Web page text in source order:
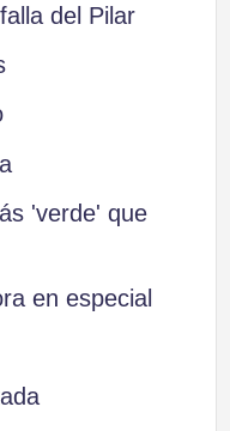
del Pilar
'verde' que
en especial